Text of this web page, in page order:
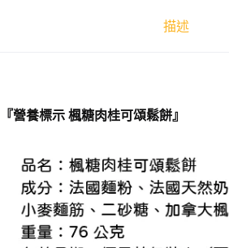
描述
『營養標示 楓糖肉桂可頌鬆餅』